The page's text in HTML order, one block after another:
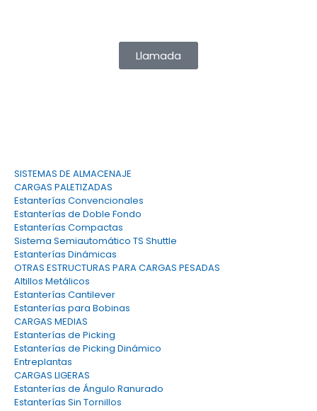
Llamada
SISTEMAS DE ALMACENAJE
CARGAS PALETIZADAS
Estanterías Convencionales
Estanterías de Doble Fondo
Estanterías Compactas
Sistema Semiautomático TS Shuttle
Estanterías Dinámicas
OTRAS ESTRUCTURAS PARA CARGAS PESADAS
Altillos Metálicos
Estanterías Cantilever
Estanterías para Bobinas
CARGAS MEDIAS
Estanterías de Picking
Estanterías de Picking Dinámico
Entreplantas
CARGAS LIGERAS
Estanterías de Ángulo Ranurado
Estanterías Sin Tornillos